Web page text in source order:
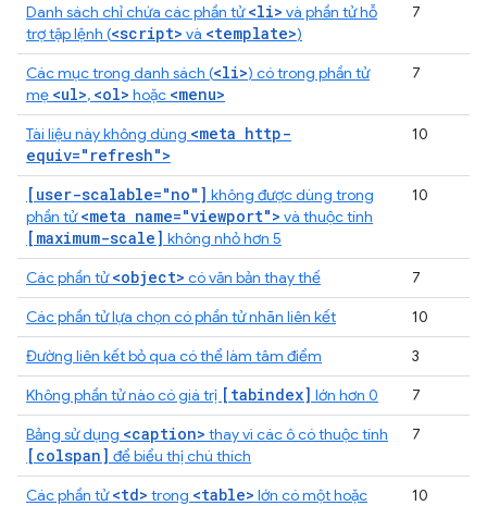
Danh sách chỉ chứa các phần tử<li> và phần tử hỗ
trợ tập lệnh (<script> và <template>)
7
Các mục trong danh sách (<li>) có trong phần tử
mẹ <ul>, <ol> hoặc <menu>
7
Tài liệu này không dùng <meta http-
equiv="refresh">
10
[user-scalable="no"] không được dùng trong
phần tử<meta name="viewport"> và thuộc tính
[maximum-scale] không nhỏ hơn 5
10
Các phần tử<object> có văn bản thay thế
7
Các phần tử lựa chọn có phần tử nhãn liên kết
10
Đường liên kết bỏ qua có thể làm tâm điểm
3
Không phần tử nào có giá trị [tabindex] lớn hơn 0
7
Bảng sử dụng <caption> thay vì các ô có thuộc tính
[colspan] để biểu thị chú thích
7
Các phần tử<td> trong <table> lớn có một hoặc
10